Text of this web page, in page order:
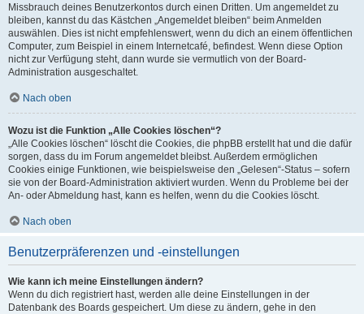
Missbrauch deines Benutzerkontos durch einen Dritten. Um angemeldet zu
bleiben, kannst du das Kästchen „Angemeldet bleiben“ beim Anmelden
auswählen. Dies ist nicht empfehlenswert, wenn du dich an einem öffentlichen
Computer, zum Beispiel in einem Internetcafé, befindest. Wenn diese Option
nicht zur Verfügung steht, dann wurde sie vermutlich von der Board-
Administration ausgeschaltet.
Nach oben
Wozu ist die Funktion „Alle Cookies löschen“?
„Alle Cookies löschen“ löscht die Cookies, die phpBB erstellt hat und die dafür
sorgen, dass du im Forum angemeldet bleibst. Außerdem ermöglichen
Cookies einige Funktionen, wie beispielsweise den „Gelesen“-Status – sofern
sie von der Board-Administration aktiviert wurden. Wenn du Probleme bei der
An- oder Abmeldung hast, kann es helfen, wenn du die Cookies löscht.
Nach oben
Benutzerpräferenzen und -einstellungen
Wie kann ich meine Einstellungen ändern?
Wenn du dich registriert hast, werden alle deine Einstellungen in der
Datenbank des Boards gespeichert. Um diese zu ändern, gehe in den